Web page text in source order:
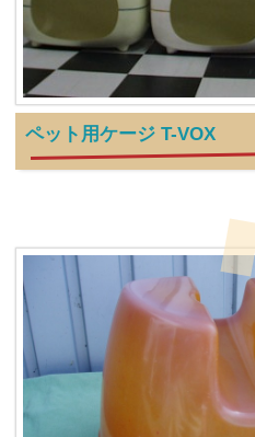
ペット用ケージ T-VOX